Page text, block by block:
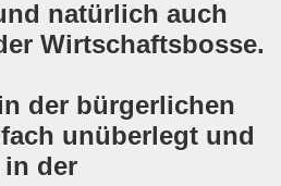
natürlich auch
Wirtschaftsbosse.
der bürgerlichen
unüberlegt und
der
mit Stefan Engel,
14.06.2021 müssen alle
Bewegung am